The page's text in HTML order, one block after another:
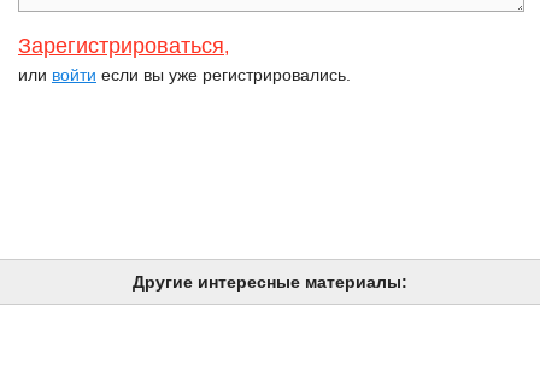
Зарегистрироваться,
или войти если вы уже регистрировались.
Другие интересные материалы: